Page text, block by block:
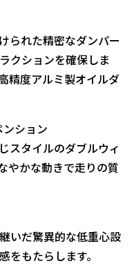
られた精密なダンパー
クションを確保しま
精度アルミ製オイルダ
ション
スタイルのダブルウィ
やかな動きで走りの質
いだ驚異的な低重心設
をもたらします。